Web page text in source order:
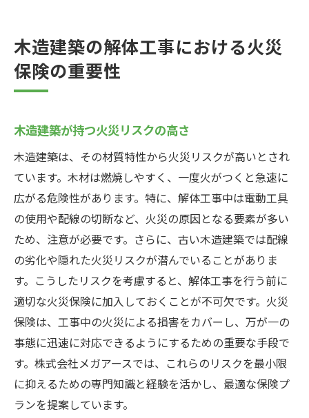
木造建築の解体工事における火災
保険の重要性
木造建築が持つ火災リスクの高さ
木造建築は、その材質特性から火災リスクが高いとされ
ています。木材は燃焼しやすく、一度火がつくと急速に
広がる危険性があります。特に、解体工事中は電動工具
の使用や配線の切断など、火災の原因となる要素が多い
ため、注意が必要です。さらに、古い木造建築では配線
の劣化や隠れた火災リスクが潜んでいることがありま
す。こうしたリスクを考慮すると、解体工事を行う前に
適切な火災保険に加入しておくことが不可欠です。火災
保険は、工事中の火災による損害をカバーし、万が一の
事態に迅速に対応できるようにするための重要な手段で
す。株式会社メガアースでは、これらのリスクを最小限
に抑えるための専門知識と経験を活かし、最適な保険プ
ランを提案しています。